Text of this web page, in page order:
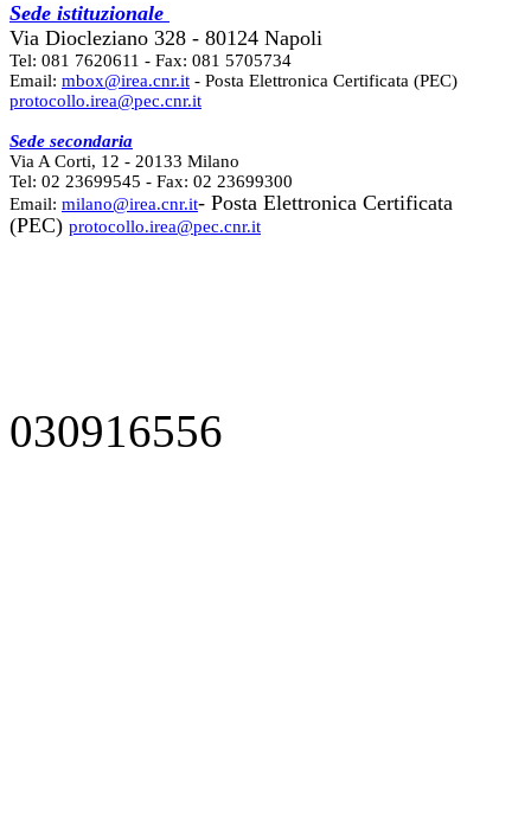
Sede istituzionale
Via Diocleziano 328 - 80124 Napoli
Tel: 081 7620611 - Fax: 081 5705734
Email: mbox@irea.cnr.it - Posta Elettronica Certificata (PEC)
protocollo.irea@pec.cnr.it
Sede secondaria
Via A Corti, 12 - 20133 Milano
Tel: 02 23699545 - Fax: 02 23699300
Email: milano@irea.cnr.it- Posta Elettronica Certificata
(PEC) protocollo.irea@pec.cnr.it
030916556